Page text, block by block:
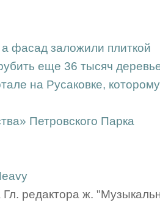
фасад заложили плиткой
еще 36 тысяч
на Русаковке,
Петровского Парка
редактора ж.